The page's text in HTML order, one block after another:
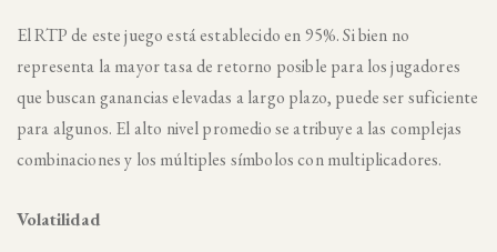
El RTP de este juego está establecido en 95%. Si bien no
representa la mayor tasa de retorno posible para los jugadores
que buscan ganancias elevadas a largo plazo, puede ser suficiente
para algunos. El alto nivel promedio se atribuye a las complejas
combinaciones y los múltiples símbolos con multiplicadores.
Volatilidad